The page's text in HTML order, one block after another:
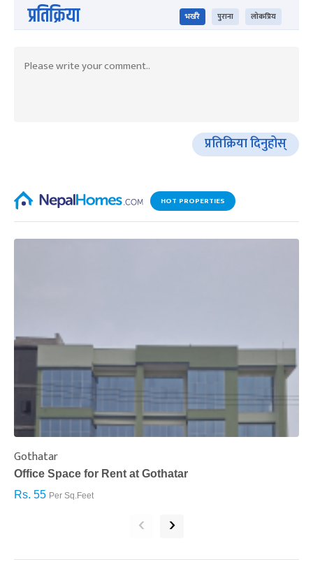
प्रतिक्रिया भर्खरै पुराना लोकप्रिय
प्रतिक्रिया दिनुहोस्
HOT PROPERTIES
Gothatar
Office Space for Rent at Gothatar
Rs. 55 Per Sq.Feet
‹ ›